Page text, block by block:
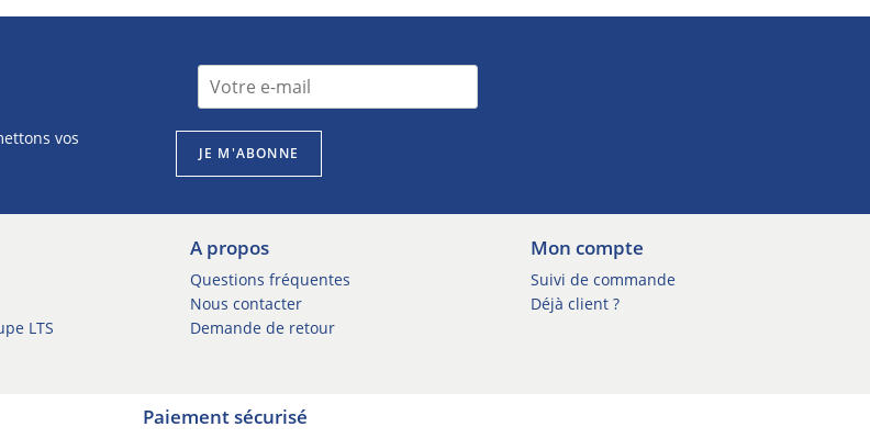
vos
s
e
t
I
r
i
i
o
n
n
e
e
JE M'ABONNE
LTS
A propos
Questions fréquentes
Nous contacter
Demande de retour
Mon compte
Suivi de commande
Déjà client ?
Paiement sécurisé